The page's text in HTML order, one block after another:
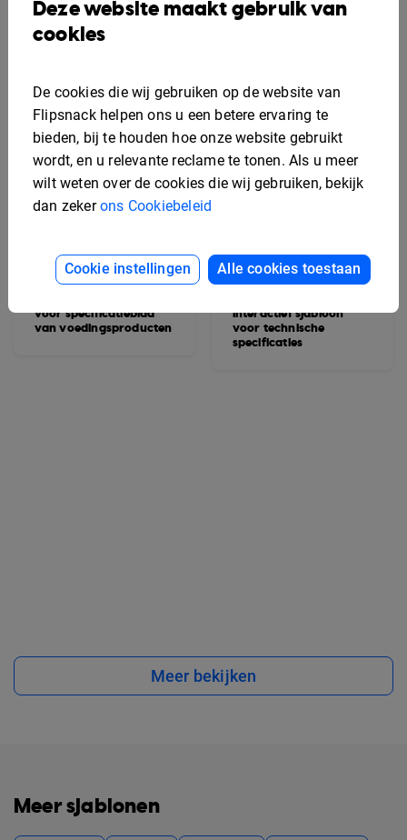
voor specificatieblad
van voedingsproducten
Interactief sjabloon
voor technische
specificaties
Meer bekijken
Meer sjablonen
Deze website maakt gebruik van
cookies
De cookies die wij gebruiken op de website van
Flipsnack helpen ons u een betere ervaring te
bieden, bij te houden hoe onze website gebruikt
wordt, en u relevante reclame te tonen. Als u meer
wilt weten over de cookies die wij gebruiken, bekijk
dan zekerons Cookiebeleid
Cookie instellingen Alle cookies toestaan